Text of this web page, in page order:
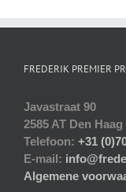
FREDERIK PREMIER
Javastraat 90
2585 AT Den Haag
Telefoon: +31
E-mail:
Algemene